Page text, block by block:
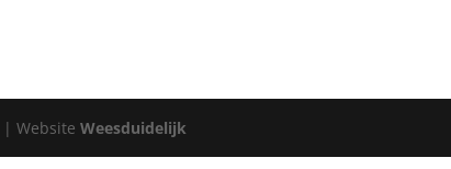
| WebsiteWeesduidelijk